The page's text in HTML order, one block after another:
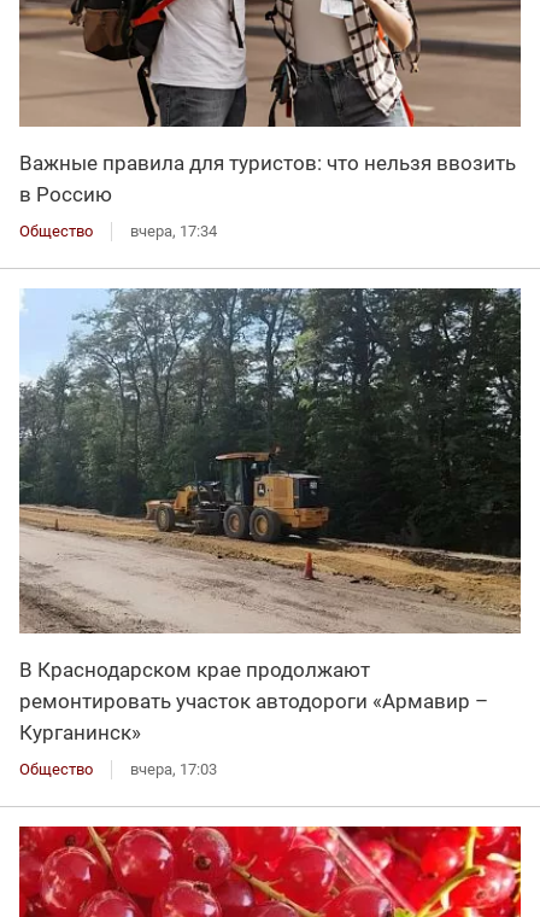
Важные правила для туристов: что нельзя ввозить
в Россию
Общество вчера, 17:34
В Краснодарском крае продолжают
ремонтировать участок автодороги «Армавир –
Курганинск»
Общество вчера, 17:03